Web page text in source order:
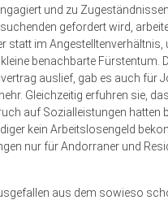
und zu
gefordert wird,
statt im Angestelltenverhältnis,
benachbarte Fürstentum.
auslief, gab es auch für
Gleichzeitig erfuhren sie,
auf Sozialleistungen hatten
kein Arbeitslosengeld
nur für Andorraner und
aus dem sowieso